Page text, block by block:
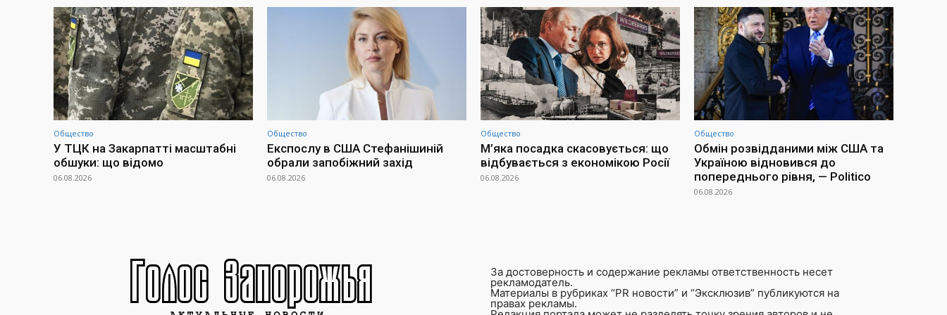
Общество
У ТЦК на Закарпатті масштабні
обшуки: що відомо
06.08.2026
Общество
Експослу в США Стефанішиній
обрали запобіжний захід
06.08.2026
Общество
М’яка посадка скасовується: що
відбувається з економікою Росії
06.08.2026
Общество
Обмін розвідданими між США та
Україною відновився до
попереднього рівня, — Politico
06.08.2026
За достоверность и содержание рекламы ответственность несет
рекламодатель.
Материалы в рубриках “PR новости” и “Эксклюзив” публикуются на
правах рекламы.